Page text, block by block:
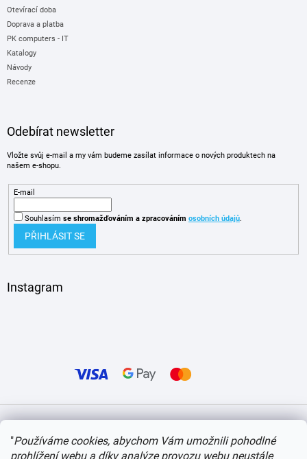
"Používáme cookies, abychom Vám umožnili pohodlné
prohlížení webu a díky analýze provozu webu neustále
Otevírací doba
Doprava a platba
PK computers - IT
Katalogy
Návody
Recenze
Odebírat newsletter
Vložte svůj e-mail a my vám budeme zasílat informace o nových produktech na
našem e-shopu.
E-mail
Souhlasím se shromažďováním a zpracováním osobních údajů.
PŘIHLÁSIT SE
Instagram